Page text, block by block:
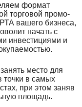
формат
торговой промо-
вашего бизнеса,
начать с
инвестициями и
место для
точки в самых
при этом заняв
площадь.